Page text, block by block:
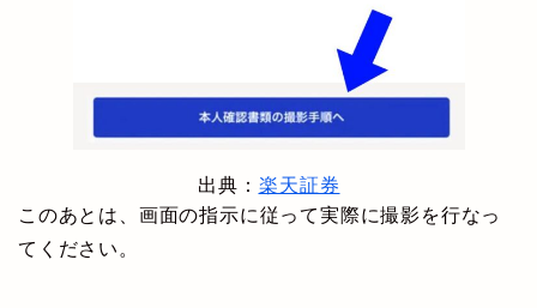
出典： 楽天証券
このあとは、画面の指示に従って実際に撮影を行なっ
てください。